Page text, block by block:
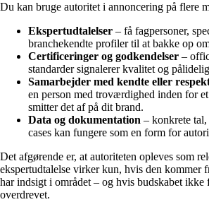
Du kan bruge autoritet i annoncering på flere
Ekspertudtalelser – få fagpersoner,
branchekendte profiler til at bakke op
Certificeringer og godkendelser –
standarder signalerer kvalitet og
Samarbejder med kendte eller
en person med troværdighed inden for
smitter det af på dit brand.
Data og dokumentation – konkrete
cases kan fungere som en form for
Det afgørende er, at autoriteten opleves som
ekspertudtalelse virker kun, hvis den kommer
har indsigt i området – og hvis budskabet ikke
overdrevet.